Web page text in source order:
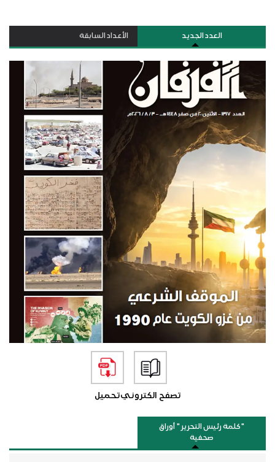
العدد الجديد الأعداد السابقة
تصفح الكترونيتحميل
"كلمة رئيس التحرير " أوراق
صحفية